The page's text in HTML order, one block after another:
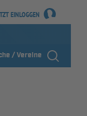
EINLOGGEN
/ Vereine